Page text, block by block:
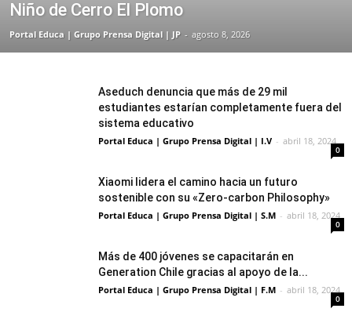
Niño de Cerro El Plomo
Portal Educa | Grupo Prensa Digital | JP - agosto 8, 2026
Aseduch denuncia que más de 29 mil
estudiantes estarían completamente fuera del
sistema educativo
Portal Educa | Grupo Prensa Digital | I.V - abril 18, 2024
0
Xiaomi lidera el camino hacia un futuro
sostenible con su «Zero-carbon Philosophy»
Portal Educa | Grupo Prensa Digital | S.M - abril 18, 2024
0
Más de 400 jóvenes se capacitarán en
Generation Chile gracias al apoyo de la...
Portal Educa | Grupo Prensa Digital | F.M - abril 18, 2024
0